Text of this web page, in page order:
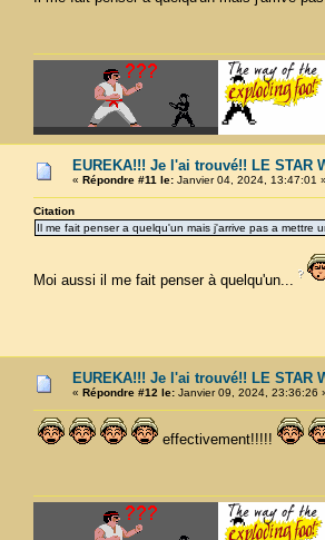
EUREKA!!! Je l'ai trouvé!! LE STAR
« Répondre #11 le:Janvier 04, 2024, 13:47:01
Citation
Il me fait penser a quelqu'un mais j'arrive pas a mettre
Moi aussi il me fait penser à quelqu'un...
EUREKA!!! Je l'ai trouvé!! LE STAR
« Répondre #12 le:Janvier 09, 2024, 23:36:26
effectivement!!!!!